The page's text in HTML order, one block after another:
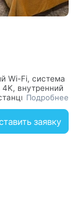
Wi-Fi, система
4K, внутренний
Подробнее
заявку